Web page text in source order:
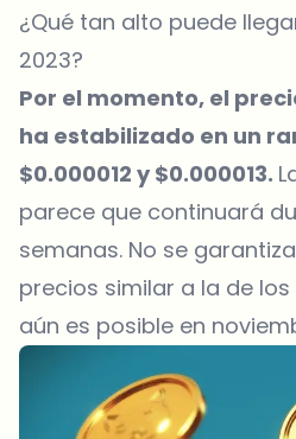
¿Qué tan alto puede
2023?
Por el momento, el
ha estabilizado en un
$0.000012 y $0.000013.
parece que continuará
semanas. No se
precios similar a la de
aún es posible en